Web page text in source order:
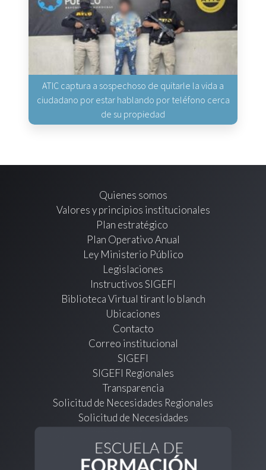
ATIC captura a sospechoso de quitarle la vida a
ciudadano por estar hablando por teléfono cerca
de su propiedad
Quienes somos
Valores y principios institucionales
Plan estratégico
Plan Operativo Anual
Ley Ministerio Público
Legislaciones
Instructivos SIGEFI
Biblioteca Virtual tirant lo blanch
Ubicaciones
Contacto
Correo institucional
SIGEFI
SIGEFI Regionales
Transparencia
Solicitud de Necesidades Regionales
Solicitud de Necesidades